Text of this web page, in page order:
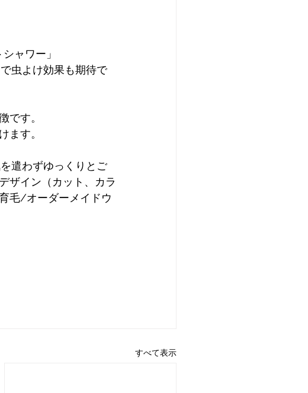
ャワー」
虫よけ効果も期待で
です。
ます。
遣わずゆっくりとご
ザイン（カット、カラ
毛/オーダーメイドウ
すべて表示